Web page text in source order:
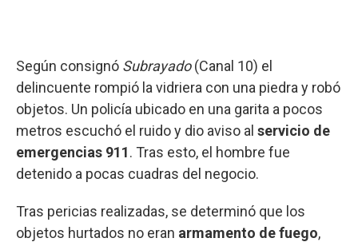
Según consignó Subrayado(Canal 10) el
delincuente rompió la vidriera con una piedra y robó
objetos. Un policía ubicado en una garita a pocos
metros escuchó el ruido y dio aviso al servicio de
emergencias 911. Tras esto, el hombre fue
detenido a pocas cuadras del negocio.
Tras pericias realizadas, se determinó que los
objetos hurtados no eran armamento de fuego,